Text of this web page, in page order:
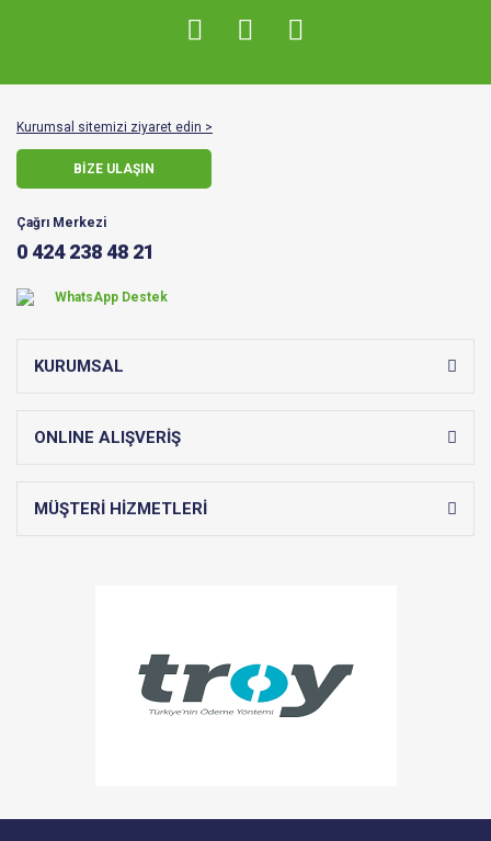
Kurumsal sitemizi ziyaret edin >
BİZE ULAŞIN
Çağrı Merkezi
0 424 238 48 21
WhatsApp Destek
KURUMSAL
ONLINE ALIŞVERİŞ
MÜŞTERİ HİZMETLERİ